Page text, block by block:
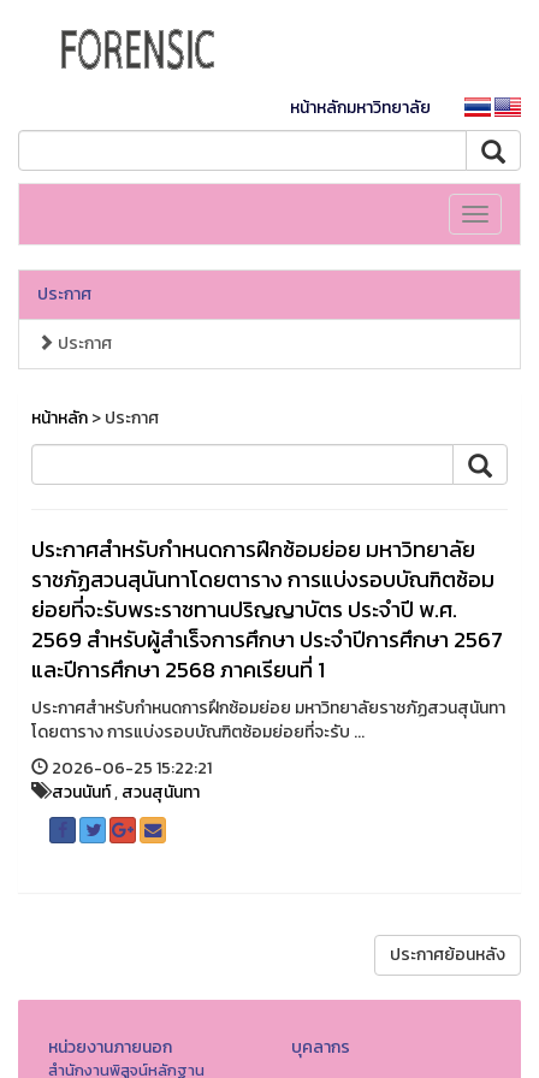
หน้าหลักมหาวิทยาลัย
Toggle
ประกาศ
ประกาศ
หน้าหลัก> ประกาศ
ประกาศสำหรับกำหนดการฝึกซ้อมย่อย มหาวิทยาลัย
ราชภัฏสวนสุนันทาโดยตาราง การแบ่งรอบบัณฑิตซ้อม
ย่อยที่จะรับพระราชทานปริญญาบัตร ประจำปี พ.ศ.
2569 สำหรับผู้สำเร็จการศึกษา ประจำปีการศึกษา 2567
และปีการศึกษา 2568 ภาคเรียนที่ 1
ประกาศสำหรับกำหนดการฝึกซ้อมย่อย มหาวิทยาลัยราชภัฏสวนสุนันทา
โดยตาราง การแบ่งรอบบัณฑิตซ้อมย่อยที่จะรับ ...
2026-06-25 15:22:21
สวนนันท์,สวนสุนันทา
ประกาศย้อนหลัง
หน่วยงานภายนอก
สำนักงานพิสูจน์หลักฐาน
บุคลากร